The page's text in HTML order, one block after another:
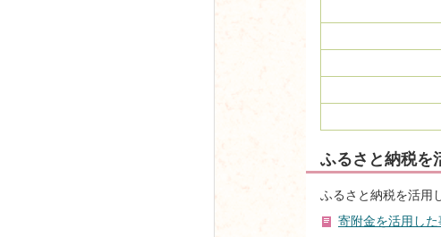
ふるさと納税を
ふるさと納税を活用
寄附金を活用した